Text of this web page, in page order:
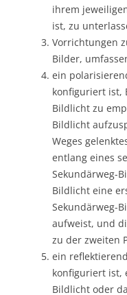
ihrem
ist, zu
Vorrichtungen
Bilder,
ein
konfiguriert ist,
Bildlicht zu
Bildlicht
Weges
entlang eines
Sekundärweg-
Bildlicht eine
Sekundärweg-
aufweist, und
zu der zweiten
ein
konfiguriert ist,
Bildlicht oder